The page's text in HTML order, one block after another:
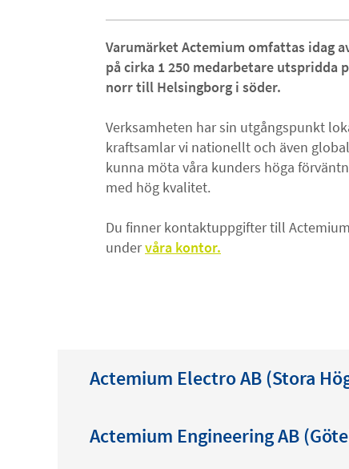
Varumärket Actemium omfattas idag
på cirka 1 250 medarbetare utspridda
norr till Helsingborg i söder.
Verksamheten har sin utgångspunkt
kraftsamlar vi nationellt och även
kunna möta våra kunders höga
med hög kvalitet.
Du finner kontaktuppgifter till
undervåra kontor.
Actemium Electro AB (Stora
Actemium Engineering AB